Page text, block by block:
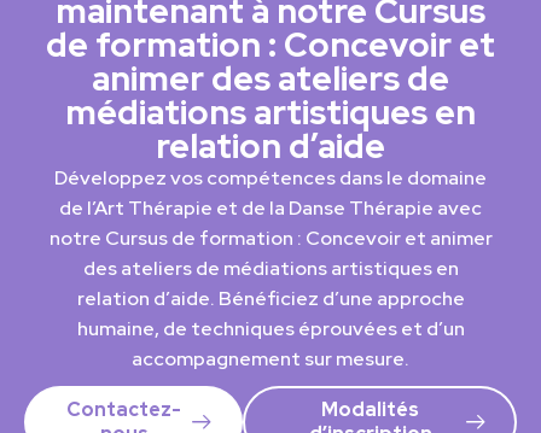
maintenant à notre Cursus
de formation : Concevoir et
animer des ateliers de
médiations artistiques en
relation d’aide
Développez vos compétences dans le domaine
de l’Art Thérapie et de la Danse Thérapie avec
notre Cursus de formation : Concevoir et animer
des ateliers de médiations artistiques en
relation d’aide. Bénéficiez d’une approche
humaine, de techniques éprouvées et d’un
accompagnement sur mesure.
Contactez-
Modalités